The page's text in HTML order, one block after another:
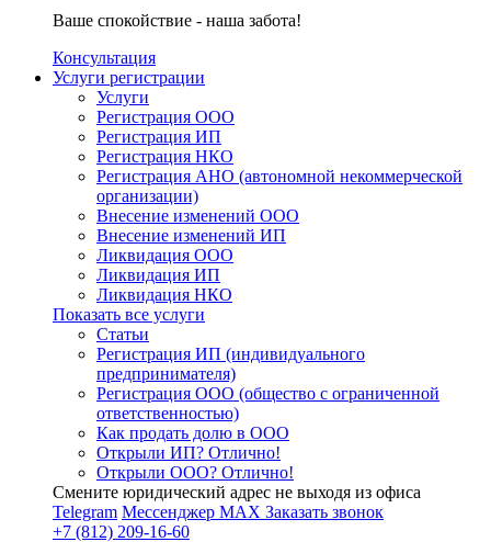
Ваше спокойствие - наша забота!
Консультация
Услуги регистрации
Услуги
Регистрация ООО
Регистрация ИП
Регистрация НКО
Регистрация АНО (автономной некоммерческой
организации)
Внесение изменений ООО
Внесение изменений ИП
Ликвидация ООО
Ликвидация ИП
Ликвидация НКО
Показать все услуги
Статьи
Регистрация ИП (индивидуального
предпринимателя)
Регистрация ООО (общество с ограниченной
ответственностью)
Как продать долю в ООО
Открыли ИП? Отлично!
Открыли ООО? Отлично!
Смените юридический адрес не выходя из офиса
Telegram Мессенджер MAX Заказать звонок
+7 (812) 209-16-60